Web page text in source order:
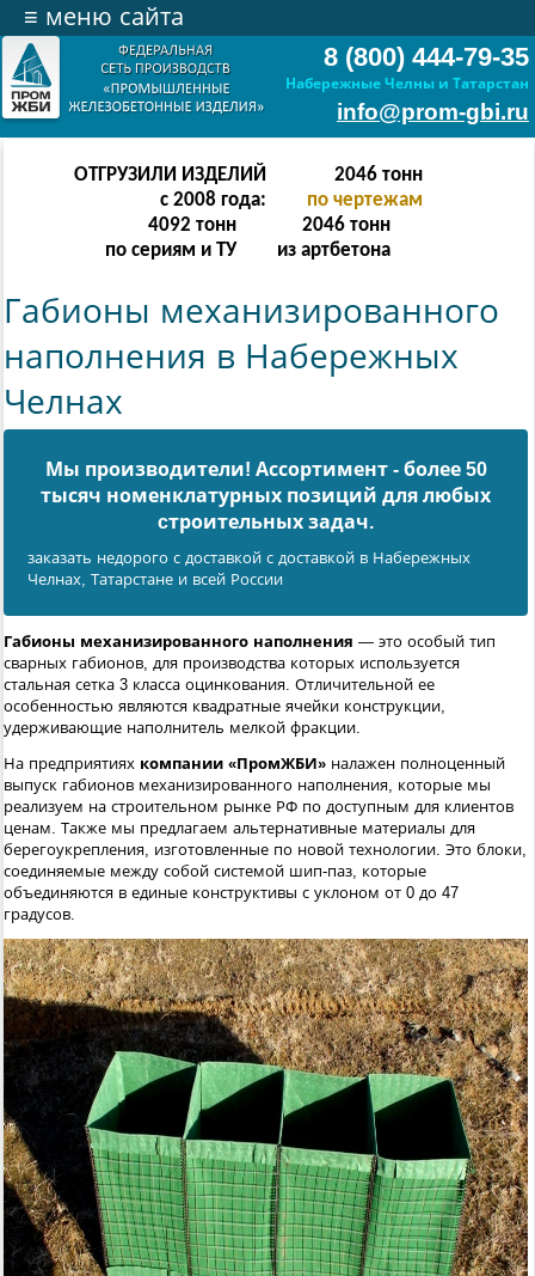
8 (800) 444-79-35
Набережные Челны и Татарстан
info@prom-gbi.ru
≡ меню сайта
ОТГРУЗИЛИ ИЗДЕЛИЙ
с 2008 года:
4094тонн
по чертежам
8188 тонн
по сериям и ТУ
4094 тонн
из артбетона
Габионы механизированного
наполнения в Набережных
Челнах
Мы производители! Ассортимент - более 50
тысяч номенклатурных позиций для любых
cтроительных задач.
заказать недорого с доставкой с доставкой в Набережных
Челнах, Татарстане и всей России
Габионы механизированного наполнения — это особый тип
сварных габионов, для производства которых используется
стальная сетка 3 класса оцинкования. Отличительной ее
особенностью являются квадратные ячейки конструкции,
удерживающие наполнитель мелкой фракции.
На предприятиях компании «ПромЖБИ» налажен полноценный
выпуск габионов механизированного наполнения, которые мы
реализуем на строительном рынке РФ по доступным для клиентов
ценам. Также мы предлагаем альтернативные материалы для
берегоукрепления, изготовленные по новой технологии. Это блоки,
соединяемые между собой системой шип-паз, которые
объединяются в единые конструктивы с уклоном от 0 до 47
градусов.